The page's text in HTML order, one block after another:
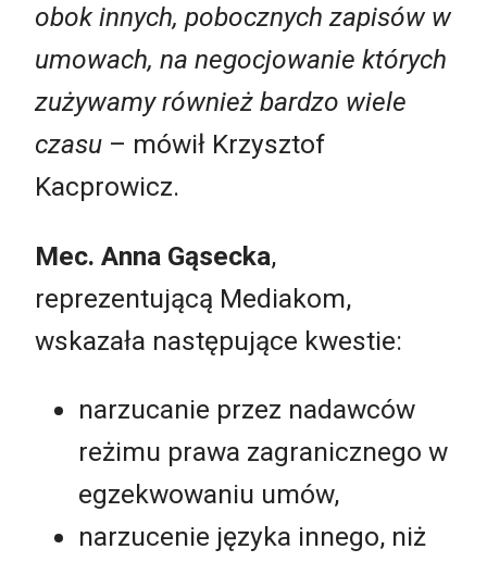
obok innych, pobocznych zapisów w
umowach, na negocjowanie których
zużywamy również bardzo wiele
czasu – mówił Krzysztof
Kacprowicz.
Mec. Anna Gąsecka,
reprezentującą Mediakom,
wskazała następujące kwestie:
narzucanie przez nadawców
reżimu prawa zagranicznego w
egzekwowaniu umów,
narzucenie języka innego, niż